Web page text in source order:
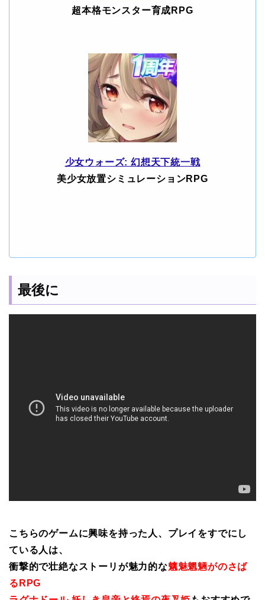
超本格モンスター育成RPG
少女ウォーズ: 幻想天下統一戦
美少女放置シミュレーションRPG
最後に
こちらのゲームに興味を持った人、プレイをすでにし
ている人は、
衝撃的で壮絶なストーリが魅力的な魑魅魍魎がのさば
るRPG